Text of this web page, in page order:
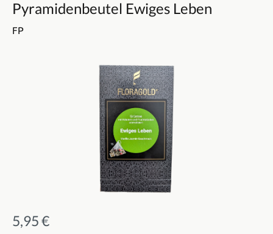
Pyramidenbeutel Ewiges Leben
FP
Bildergalerie überspringen
Regulärer Preis:
5,95 €